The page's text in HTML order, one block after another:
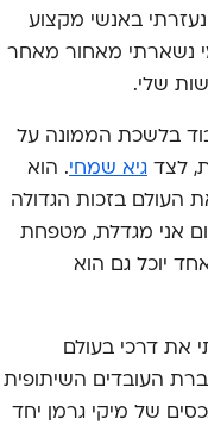
באנשי מקצוע
נשארתי מאחור מאחר
שלי.
בלשכת הממונה על
לצד גיא שמחי. הוא
העולם בזכות הגדולה
אני מגדלת, מטפחת
יוכל גם הוא
בשנת 2009 התחלתי את דרכי בעולם
העובדים השיתופית
של מיקי גרמן יחד